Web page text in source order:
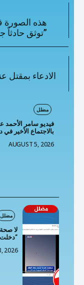
هذه الصورة
توثق حادثاً جديداً على طريق مثلث تدمر “مضلل”
الادعاء
مضلل
فيديو سامر الأحمد
بالاجتماع الأخير
AUGUST 5, 2026
مضلل
لا
دخلت الأجواء العراقية”مضلل”
2026